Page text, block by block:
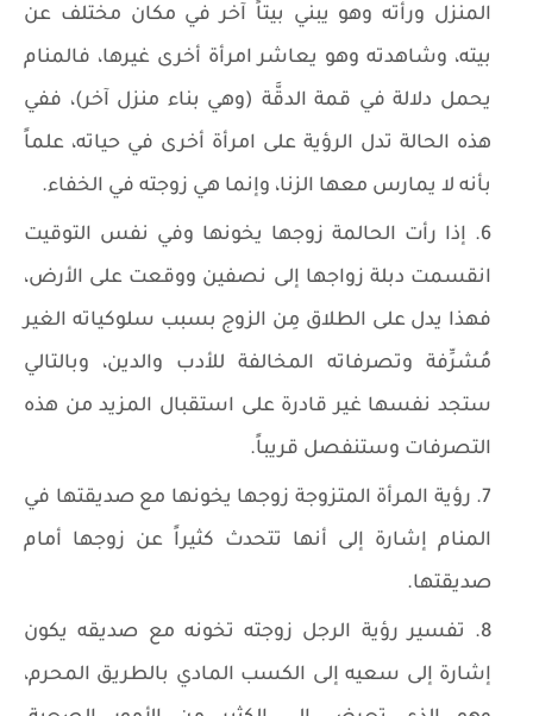
المنزل ورأته وهو يبني بيتاً آخر في مكان مختلف عن
بيته، وشاهدته وهو يعاشر امرأة أخرى غيرها، فالمنام
يحمل دلالة في قمة الدقَّة (وهي بناء منزل آخر)، ففي
هذه الحالة تدل الرؤية على امرأة أخرى في حياته، علماً
بأنه لا يمارس معها الزنا، وإنما هي زوجته في الخفاء.
إذا رأت الحالمة زوجها يخونها وفي نفس التوقيت
انقسمت دبلة زواجها إلى نصفين ووقعت على الأرض،
فهذا يدل على الطلاق مِن الزوج بسبب سلوكياته الغير
مُشرِّفة وتصرفاته المخالفة للأدب والدين، وبالتالي
ستجد نفسها غير قادرة على استقبال المزيد من هذه
التصرفات وستنفصل قريباً.
رؤية المرأة المتزوجة زوجها يخونها مع صديقتها في
المنام إشارة إلى أنها تتحدث كثيراً عن زوجها أمام
صديقتها.
تفسير رؤية الرجل زوجته تخونه مع صديقه يكون
إشارة إلى سعيه إلى الكسب المادي بالطريق المحرم،